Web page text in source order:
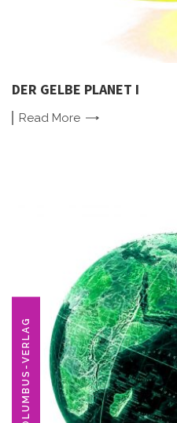
DER GELBE PLANET I
Read More
COLUMBUS-VERLAG